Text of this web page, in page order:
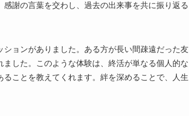
謝の言葉を交わし、過去の出来事を共に振り返る
ョンがありました。ある方が長い間疎遠だった友
した。このような体験は、終活が単なる個人的な
ことを教えてくれます。絆を深めることで、人生